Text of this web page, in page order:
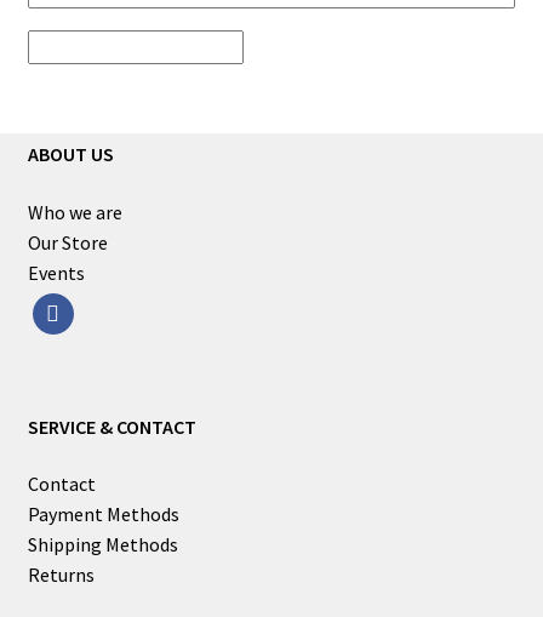
ABOUT US
Who we are
Our Store
Events
facebook
SERVICE & CONTACT
Contact
Payment Methods
Shipping Methods
Returns